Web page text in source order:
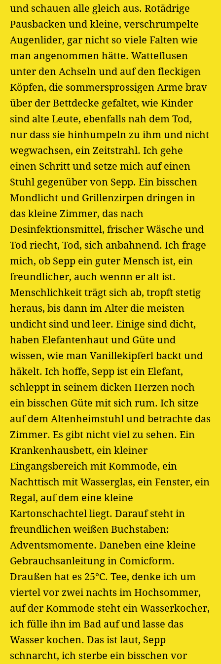
und schauen alle gleich aus. Rotädrige
Pausbacken und kleine, verschrumpelte
Augenlider, gar nicht so viele Falten wie
man angenommen hätte. Watteflusen
unter den Achseln und auf den fleckigen
Köpfen, die sommersprossigen Arme brav
über der Bettdecke gefaltet, wie Kinder
sind alte Leute, ebenfalls nah dem Tod,
nur dass sie hinhumpeln zu ihm und nicht
wegwachsen, ein Zeitstrahl. Ich gehe
einen Schritt und setze mich auf einen
Stuhl gegenüber von Sepp. Ein bisschen
Mondlicht und Grillenzirpen dringen in
das kleine Zimmer, das nach
Desinfektionsmittel, frischer Wäsche und
Tod riecht, Tod, sich anbahnend. Ich frage
mich, ob Sepp ein guter Mensch ist, ein
freundlicher, auch wennn er alt ist.
Menschlichkeit trägt sich ab, tropft stetig
heraus, bis dann im Alter die meisten
undicht sind und leer. Einige sind dicht,
haben Elefantenhaut und Güte und
wissen, wie man Vanillekipferl backt und
häkelt. Ich hoffe, Sepp ist ein Elefant,
schleppt in seinem dicken Herzen noch
ein bisschen Güte mit sich rum. Ich sitze
auf dem Altenheimstuhl und betrachte das
Zimmer. Es gibt nicht viel zu sehen. Ein
Krankenhausbett, ein kleiner
Eingangsbereich mit Kommode, ein
Nachttisch mit Wasserglas, ein Fenster, ein
Regal, auf dem eine kleine
Kartonschachtel liegt. Darauf steht in
freundlichen weißen Buchstaben:
Adventsmomente. Daneben eine kleine
Gebrauchsanleitung in Comicform.
Draußen hat es 25°C. Tee, denke ich um
viertel vor zwei nachts im Hochsommer,
auf der Kommode steht ein Wasserkocher,
ich fülle ihn im Bad auf und lasse das
Wasser kochen. Das ist laut, Sepp
schnarcht, ich sterbe ein bisschen vor